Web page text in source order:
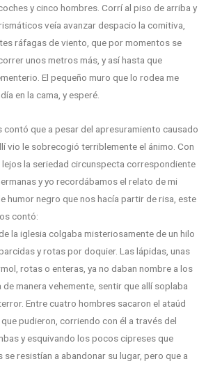
y cinco hombres. Corrí al piso de arriba y
veía avanzar despacio la comitiva,
ráfagas de viento, que por momentos se
unos metros más, y así hasta que
El pequeño muro que lo rodea me
en la cama, y esperé.
contó que a pesar del apresuramiento causado
vio le sobrecogió terriblemente el ánimo. Con
lejos la seriedad circunspecta correspondiente
y yo recordábamos el relato de mi
humor negro que nos hacía partir de risa, este
contó:
la iglesia colgaba misteriosamente de un hilo
y rotas por doquier. Las lápidas, unas
rotas o enteras, ya no daban nombre a los
manera vehemente, sentir que allí soplaba
Entre cuatro hombres sacaron el ataúd
pudieron, corriendo con él a través del
y esquivando los pocos cipreses que
resistían a abandonar su lugar, pero que a